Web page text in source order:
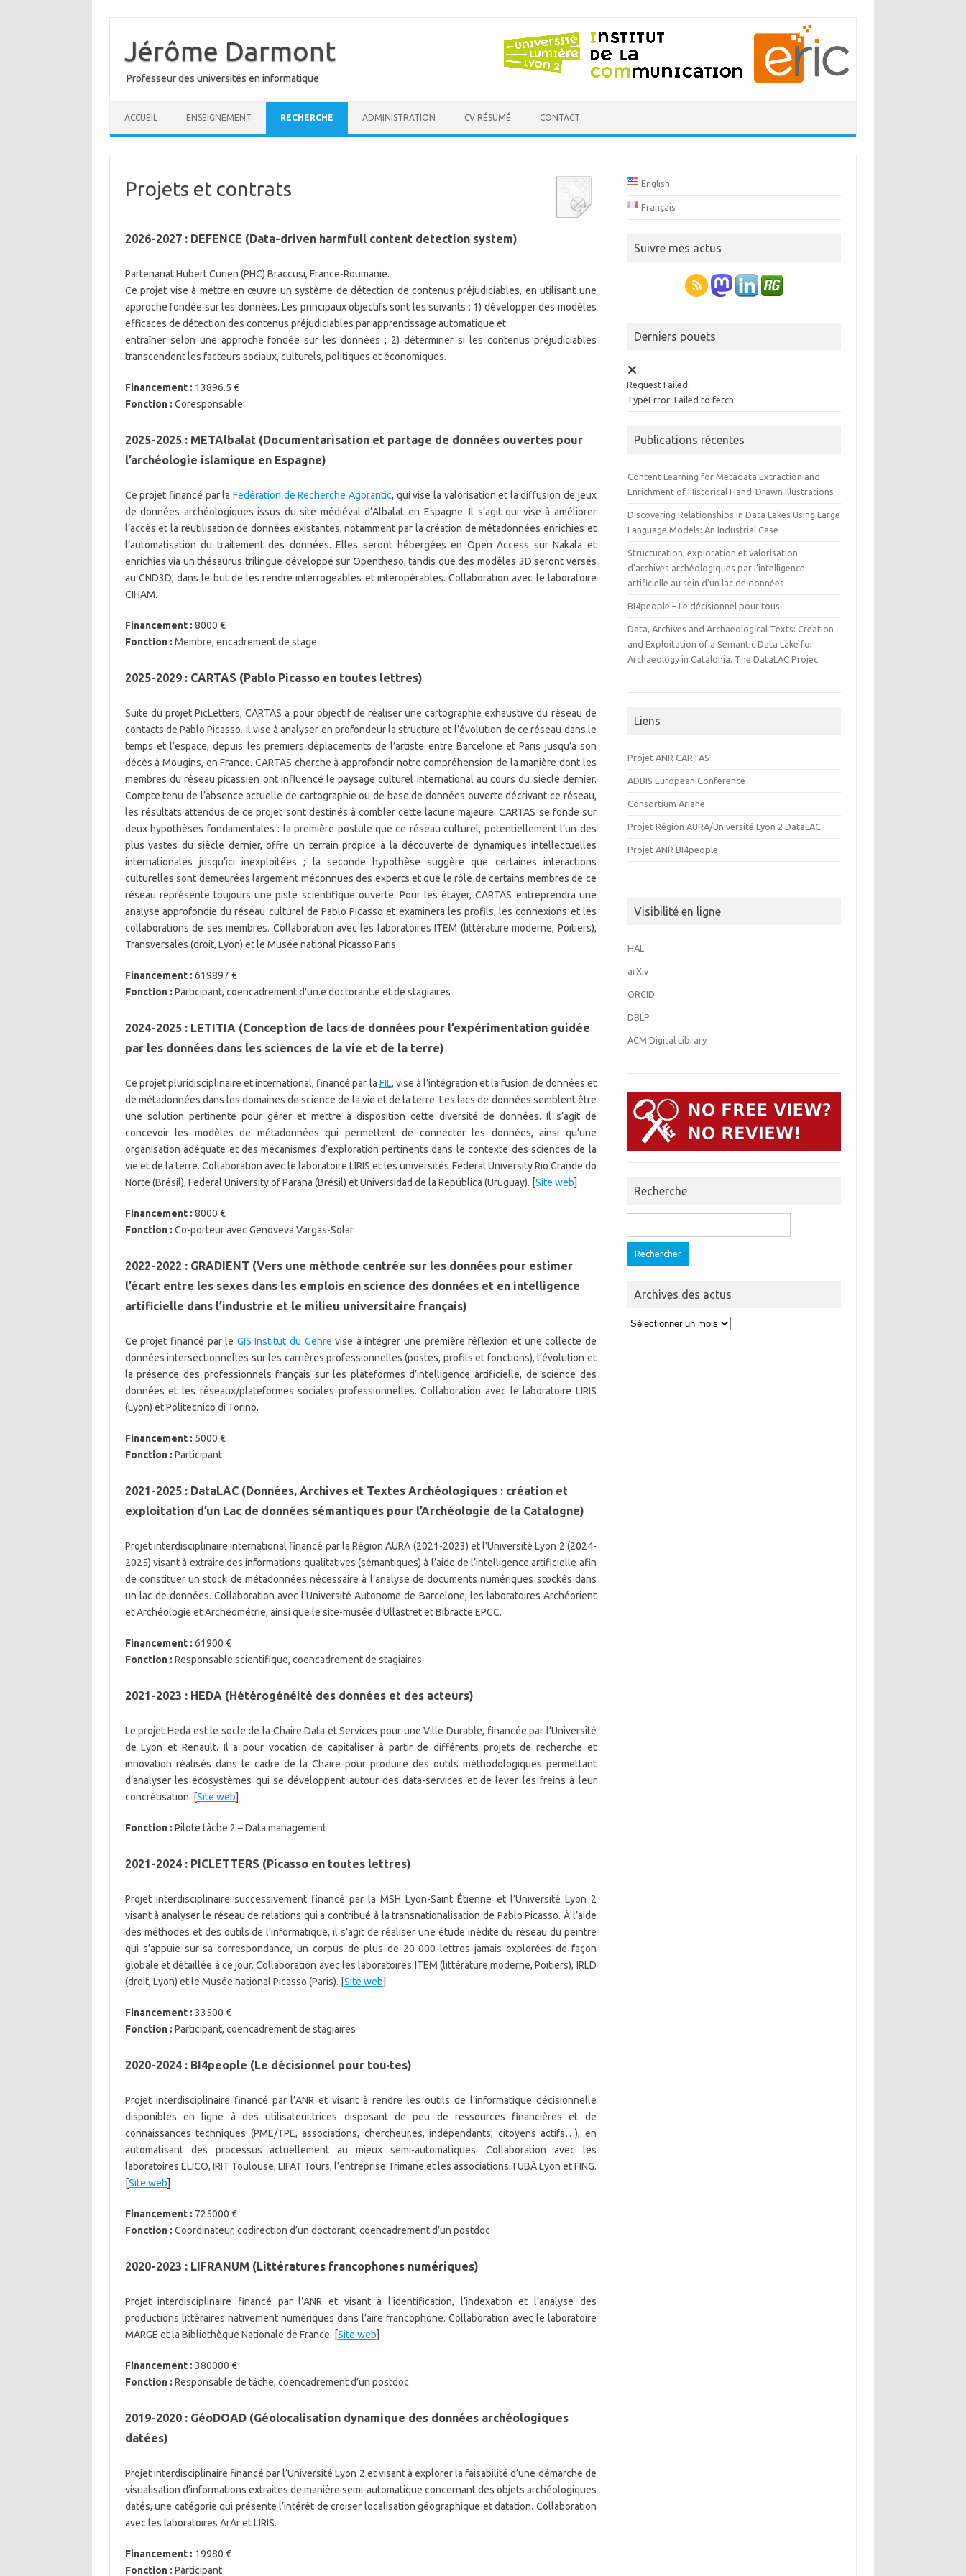
content
Jérôme Darmont
Professeur des universités en informatique
ACCUEIL ENSEIGNEMENT RECHERCHE ADMINISTRATION CV RÉSUMÉ CONTACT
Projets et contrats
2026-2027 : DEFENCE (Data-driven harmfull content detection system)
Partenariat Hubert Curien (PHC) Braccusi, France-Roumanie.
Ce projet vise à mettre en œuvre un système de détection de contenus préjudiciables, en utilisant une
approche fondée sur les données. Les principaux objectifs sont les suivants : 1) développer des modèles
efficaces de détection des contenus préjudiciables par apprentissage automatique et
entraîner selon une approche fondée sur les données ; 2) déterminer si les contenus préjudiciables
transcendent les facteurs sociaux, culturels, politiques et économiques.
Financement : 13896.5 €
Fonction : Coresponsable
2025-2025 : METAlbalat (Documentarisation et partage de données ouvertes pour
l’archéologie islamique en Espagne)
Ce projet financé par la Fédération de Recherche Agorantic, qui vise la valorisation et la diffusion de jeux
de données archéologiques issus du site médiéval d’Albalat en Espagne. Il s’agit qui vise à améliorer
l’accès et la réutilisation de données existantes, notamment par la création de métadonnées enrichies et
l’automatisation du traitement des données. Elles seront hébergées en Open Access sur Nakala et
enrichies via un thésaurus trilingue développé sur Opentheso, tandis que des modèles 3D seront versés
au CND3D, dans le but de les rendre interrogeables et interopérables. Collaboration avec le laboratoire
CIHAM.
Financement : 8000 €
Fonction : Membre, encadrement de stage
2025-2029 : CARTAS (Pablo Picasso en toutes lettres)
Suite du projet PicLetters, CARTAS a pour objectif de réaliser une cartographie exhaustive du réseau de
contacts de Pablo Picasso. Il vise à analyser en profondeur la structure et l’évolution de ce réseau dans le
temps et l’espace, depuis les premiers déplacements de l’artiste entre Barcelone et Paris jusqu’à son
décès à Mougins, en France. CARTAS cherche à approfondir notre compréhension de la manière dont les
membres du réseau picassien ont influencé le paysage culturel international au cours du siècle dernier.
Compte tenu de l’absence actuelle de cartographie ou de base de données ouverte décrivant ce réseau,
les résultats attendus de ce projet sont destinés à combler cette lacune majeure. CARTAS se fonde sur
deux hypothèses fondamentales : la première postule que ce réseau culturel, potentiellement l’un des
plus vastes du siècle dernier, offre un terrain propice à la découverte de dynamiques intellectuelles
internationales jusqu’ici inexploitées ; la seconde hypothèse suggère que certaines interactions
culturelles sont demeurées largement méconnues des experts et que le rôle de certains membres de ce
réseau représente toujours une piste scientifique ouverte. Pour les étayer, CARTAS entreprendra une
analyse approfondie du réseau culturel de Pablo Picasso et examinera les profils, les connexions et les
collaborations de ses membres. Collaboration avec les laboratoires ITEM (littérature moderne, Poitiers),
Transversales (droit, Lyon) et le Musée national Picasso Paris.
Financement : 619897 €
Fonction : Participant, coencadrement d’un.e doctorant.e et de stagiaires
2024-2025 : LETITIA (Conception de lacs de données pour l’expérimentation guidée
par les données dans les sciences de la vie et de la terre)
Ce projet pluridisciplinaire et international, financé par la FIL, vise à l’intégration et la fusion de données et
de métadonnées dans les domaines de science de la vie et de la terre. Les lacs de données semblent être
une solution pertinente pour gérer et mettre à disposition cette diversité de données. Il s’agit de
concevoir les modèles de métadonnées qui permettent de connecter les données, ainsi qu’une
organisation adéquate et des mécanismes d’exploration pertinents dans le contexte des sciences de la
vie et de la terre. Collaboration avec le laboratoire LIRIS et les universités Federal University Rio Grande do
Norte (Brésil), Federal University of Parana (Brésil) et Universidad de la República (Uruguay). [Site web]
Financement : 8000 €
Fonction : Co-porteur avec Genoveva Vargas-Solar
2022-2022 : GRADIENT (Vers une méthode centrée sur les données pour estimer
l’écart entre les sexes dans les emplois en science des données et en intelligence
artificielle dans l’industrie et le milieu universitaire français)
Ce projet financé par le GIS Institut du Genre vise à intégrer une première réflexion et une collecte de
données intersectionnelles sur les carrières professionnelles (postes, profils et fonctions), l’évolution et
la présence des professionnels français sur les plateformes d’intelligence artificielle, de science des
données et les réseaux/plateformes sociales professionnelles. Collaboration avec le laboratoire LIRIS
(Lyon) et Politecnico di Torino.
Financement : 5000 €
Fonction : Participant
2021-2025 : DataLAC (Données, Archives et Textes Archéologiques : création et
exploitation d’un Lac de données sémantiques pour l’Archéologie de la Catalogne)
Projet interdisciplinaire international financé par la Région AURA (2021-2023) et l’Université Lyon 2 (2024-
2025) visant à extraire des informations qualitatives (sémantiques) à l’aide de l’intelligence artificielle afin
de constituer un stock de métadonnées nécessaire à l’analyse de documents numériques stockés dans
un lac de données. Collaboration avec l’Université Autonome de Barcelone, les laboratoires Archéorient
et Archéologie et Archéométrie, ainsi que le site-musée d’Ullastret et Bibracte EPCC.
Financement : 61900 €
Fonction : Responsable scientifique, coencadrement de stagiaires
2021-2023 : HEDA (Hétérogénéité des données et des acteurs)
Le projet Heda est le socle de la Chaire Data et Services pour une Ville Durable, financée par l’Université
de Lyon et Renault. Il a pour vocation de capitaliser à partir de différents projets de recherche et
innovation réalisés dans le cadre de la Chaire pour produire des outils méthodologiques permettant
d’analyser les écosystèmes qui se développent autour des data-services et de lever les freins à leur
concrétisation. [Site web]
Fonction : Pilote tâche 2 – Data management
2021-2024 : PICLETTERS (Picasso en toutes lettres)
Projet interdisciplinaire successivement financé par la MSH Lyon-Saint Étienne et l’Université Lyon 2
visant à analyser le réseau de relations qui a contribué à la transnationalisation de Pablo Picasso. À l’aide
des méthodes et des outils de l’informatique, il s’agit de réaliser une étude inédite du réseau du peintre
qui s’appuie sur sa correspondance, un corpus de plus de 20 000 lettres jamais explorées de façon
globale et détaillée à ce jour. Collaboration avec les laboratoires ITEM (littérature moderne, Poitiers), IRLD
(droit, Lyon) et le Musée national Picasso (Paris). [Site web]
Financement : 33500 €
Fonction : Participant, coencadrement de stagiaires
2020-2024 : BI4people (Le décisionnel pour tou·tes)
Projet interdisciplinaire financé par l’ANR et visant à rendre les outils de l’informatique décisionnelle
disponibles en ligne à des utilisateur.trices disposant de peu de ressources financières et de
connaissances techniques (PME/TPE, associations, chercheur.es, indépendants, citoyens actifs…), en
automatisant des processus actuellement au mieux semi-automatiques. Collaboration avec les
laboratoires ELICO, IRIT Toulouse, LIFAT Tours, l’entreprise Trimane et les associations TUBÀ Lyon et FING.
[Site web]
Financement : 725000 €
Fonction : Coordinateur, codirection d’un doctorant, coencadrement d’un postdoc
2020-2023 : LIFRANUM (Littératures francophones numériques)
Projet interdisciplinaire financé par l’ANR et visant à l’identification, l’indexation et l’analyse des
productions littéraires nativement numériques dans l’aire francophone. Collaboration avec le laboratoire
MARGE et la Bibliothèque Nationale de France. [Site web]
Financement : 380000 €
Fonction : Responsable de tâche, coencadrement d’un postdoc
2019-2020 : GéoDOAD (Géolocalisation dynamique des données archéologiques
datées)
Projet interdisciplinaire financé par l’Université Lyon 2 et visant à explorer la faisabilité d’une démarche de
visualisation d’informations extraites de manière semi-automatique concernant des objets archéologiques
datés, une catégorie qui présente l’intérêt de croiser localisation géographique et datation. Collaboration
avec les laboratoires ArAr et LIRIS.
Financement : 19980 €
Fonction : Participant
English
Français
Suivre mes actus
Derniers pouets
Request Failed:
TypeError: Failed to fetch
Publications récentes
Content Learning for Metadata Extraction and
Enrichment of Historical Hand-Drawn Illustrations
Discovering Relationships in Data Lakes Using Large
Language Models: An Industrial Case
Structuration, exploration et valorisation
d’archives archéologiques par l’intelligence
artificielle au sein d’un lac de données
BI4people – Le décisionnel pour tous
Data, Archives and Archaeological Texts: Creation
and Exploitation of a Semantic Data Lake for
Archaeology in Catalonia. The DataLAC Projec
Liens
Projet ANR CARTAS
ADBIS European Conference
Consortium Ariane
Projet Région AURA/Université Lyon 2 DataLAC
Projet ANR BI4people
Visibilité en ligne
HAL
arXiv
ORCID
DBLP
ACM Digital Library
Recherche
Archives des actus
Archives